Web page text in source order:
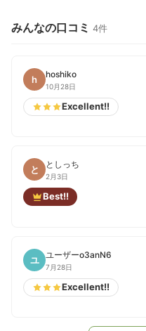
みんなの口コミ 4件
h hoshiko
10月28日
Excellent!!
と としっち
2月3日
Best!!
ユ ユーザーo3anN6
7月28日
Excellent!!